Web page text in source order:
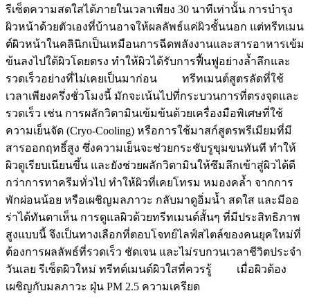
รีเซ็ตความสดใสได้ภายในเวลาเพียง 30 นาทีเท่านั้น การบำรุง
ผิวหน้าด้วยตัวเองที่บ้านอาจให้ผลลัพธ์แค่ผิวชั้นนอก แต่ทรีทเมน
ต์ผิวหน้าในคลินิกเป็นเหมือนการฉีดพลังงานและสารอาหารเข้ม
ข้นลงไปใต้ผิวโดยตรง ทำให้ผิวได้รับการฟื้นฟูอย่างล้ำลึกและ
รวดเร็วอย่างที่ไม่เคยเป็นมาก่อน ทรีทเมนต์สูตรลัดที่ใช้
เวลาเพียงครึ่งชั่วโมงนี้ มักจะเน้นไปที่กระบวนการที่ตรงจุดและ
รวดเร็ว เช่น การผลักวิตามินเข้มข้นด้วยเครื่องมือพิเศษที่ใช้
ความเย็นจัด (Cryo-Cooling) หรือการใช้มาสก์สูตรพรีเมียมที่มี
สารออกฤทธิ์สูง ซึ่งความเย็นจะช่วยกระชับรูขุมขนทันที ทำให้
ผิวดูเรียบเนียนขึ้น และยังช่วยผลักวิตามินให้ซึมลึกเข้าสู่ผิวได้ดี
กว่าการทาครีมทั่วไป ทำให้ผิวที่เคยโทรม หมองคล้ำ จากการ
พักผ่อนน้อย หรือเผชิญมลภาวะ กลับมาดูอิ่มน้ำ สดใส และมีออ
ร่าได้ทันตาเห็น การดูแลผิวด้วยทรีทเมนต์สั้นๆ ที่มีประสิทธิภาพ
สูงแบบนี้ จึงเป็นทางเลือกที่ตอบโจทย์ไลฟ์สไตล์ของคนยุคใหม่ที่
ต้องการผลลัพธ์ที่รวดเร็ว ชัดเจน และไม่รบกวนเวลาชีวิตประจำ
วันเลย รีเซ็ตผิวใหม่ ทรีทต์เมนต์ผิวใสที่ควรรู้ เมื่อผิวต้อง
เผชิญกับมลภาวะ ฝุ่น PM 2.5 ความเครียด